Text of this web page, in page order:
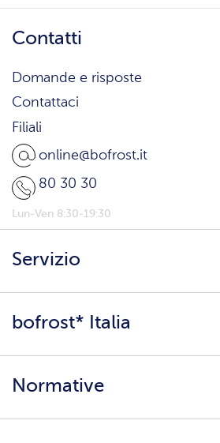
Contatti
Domande e risposte
Contattaci
Filiali
online@bofrost.it
80 30 30
Lun-Ven 8:30-19:30
Servizio
Presenta un amico
bofrost* Italia
Surgelati di qualità
Normative